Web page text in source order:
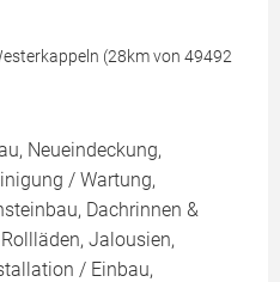
(28km von 49492
Neueindeckung,
/ Wartung,
Dachrinnen &
Jalousien,
/ Einbau,